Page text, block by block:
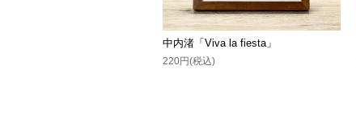
中内渚「Viva la fiesta」
220円(税込)